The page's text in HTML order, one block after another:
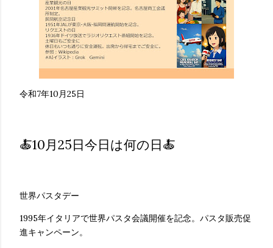
令和7年10月25日
🍝10月25日今日は何の日🍝
世界パスタデー
1995年イタリアで世界パスタ会議開催を記念。パスタ販売促
進キャンペーン。